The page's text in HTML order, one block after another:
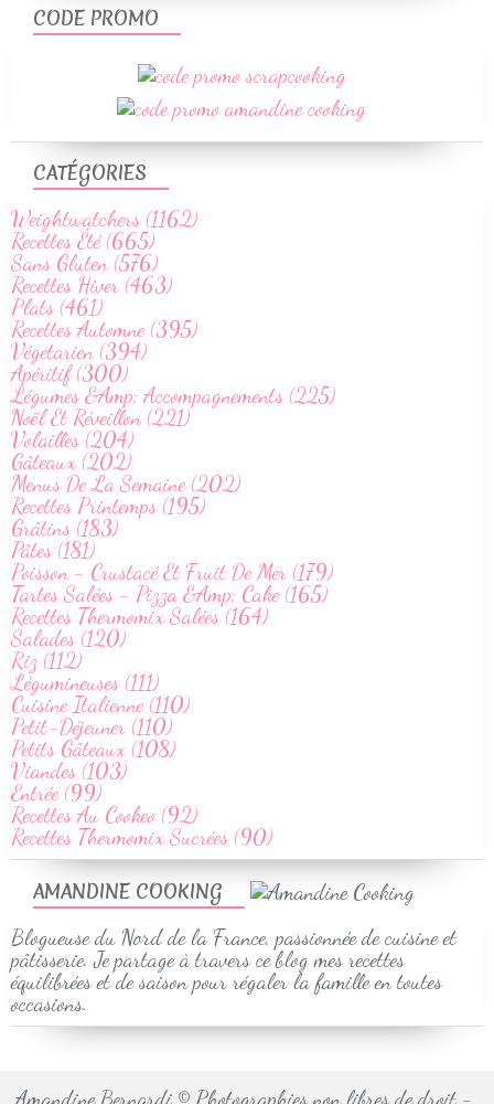
AMANDINE COOKING
Blogueuse du Nord de la France, passionnée de cuisine et
pâtisserie. Je partage à travers ce blog mes recettes
équilibrées et de saison pour régaler la famille en toutes
occasions.
CATÉGORIES
Weightwatchers (1162)
Recettes Été (665)
Sans Gluten (576)
Recettes Hiver (463)
Plats (461)
Recettes Automne (395)
Végetarien (394)
Apéritif (300)
Légumes &Amp; Accompagnements (225)
Noël Et Réveillon (221)
Volailles (204)
Gâteaux (202)
Menus De La Semaine (202)
Recettes Printemps (195)
Grâtins (183)
Pâtes (181)
Poisson - Crustacé Et Fruit De Mer (179)
Tartes Salées - Pizza &Amp; Cake (165)
Recettes Thermomix Salées (164)
Salades (120)
Riz (112)
Légumineuses (111)
Cuisine Italienne (110)
Petit-Déjeuner (110)
Petits Gâteaux (108)
Viandes (103)
Entrée (99)
Recettes Au Cookeo (92)
Recettes Thermomix Sucrées (90)
CODE PROMO
Amandine Bernardi © Photographies non libres de droit -